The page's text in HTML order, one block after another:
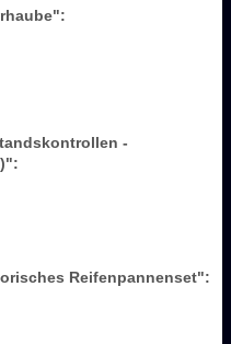
-
Reifenpannenset":